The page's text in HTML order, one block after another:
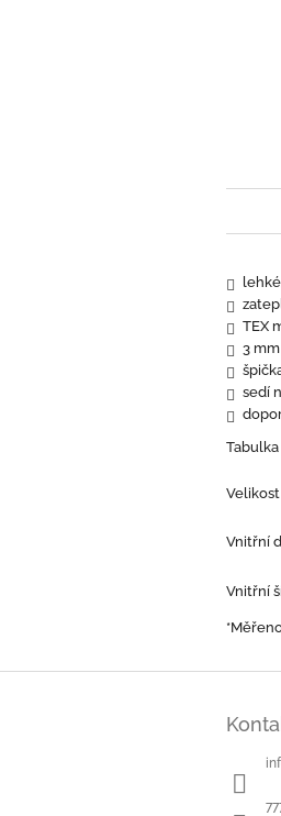
TEX
3
sedí
Velikost
Vnitřní
Vnitřní